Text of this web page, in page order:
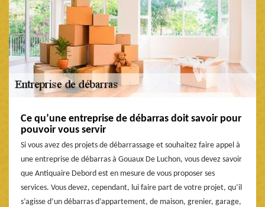
Ce qu’une entreprise de débarras doit savoir pour
pouvoir vous servir
Si vous avez des projets de débarrassage et souhaitez faire appel à
une entreprise de débarras à Gouaux De Luchon, vous devez savoir
que Antiquaire Debord est en mesure de vous proposer ses
services. Vous devez, cependant, lui faire part de votre projet, qu’il
s’agisse d’un débarras d’appartement, de maison, grenier, garage,